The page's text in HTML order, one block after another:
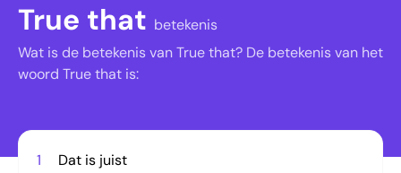
True that betekenis
Wat is de betekenis van True that? De betekenis van het
woord True that is:
1 Dat is juist